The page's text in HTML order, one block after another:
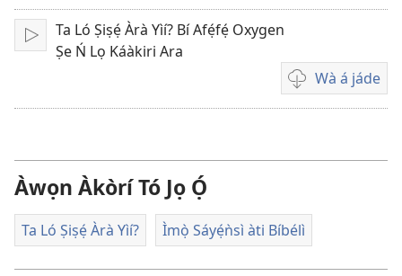
Tẹ̀
Ta Ló Ṣiṣẹ́ Àrà Yìí? Bí Afẹ́fẹ́ Oxygen
Ṣe Ń Lọ Káàkiri Ara
Wà á jáde
Wa
fídíò
Àwọn Àkòrí Tó Jọ Ọ́
Ta Ló Ṣiṣẹ́ Àrà Yìí? Ìmọ̀ Sáyẹ́ǹsì àti Bíbélì